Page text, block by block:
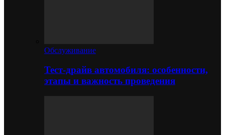
Обслуживание
Тест-драйв автомобиля: особенности,
этапы и важность проведения